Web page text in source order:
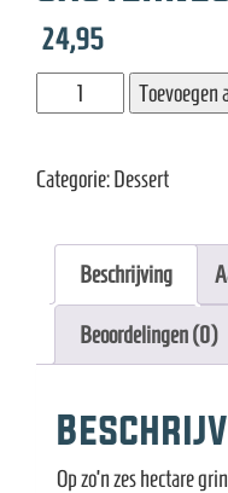
24,95
Château
Violet
aantal
Toevoegen
Categorie:Dessert
Beschrijving
Beoordelingen (0)
Op zo’n zes hectare